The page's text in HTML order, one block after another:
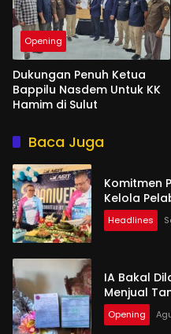
Opening
Dukungan Penuh Ketua
Bappilu Nasdem Untuk KK
Hamim di Sulut
Baca Juga
Komitmen
Kelola
Headlines
IA Bakal
Menjual
Opening